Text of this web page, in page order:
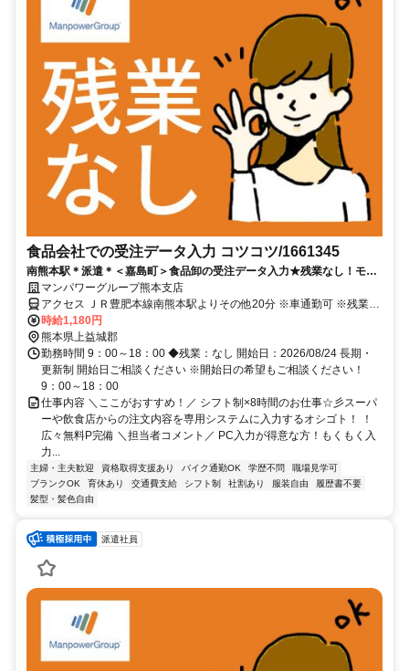
食品会社での受注データ入力 コツコツ/1661345
南熊本駅＊派遣＊＜嘉島町＞食品卸の受注データ入力★残業なし！モク
モク事務／開始日：2026/08/24
マンパワーグループ熊本支店
アクセス ＪＲ豊肥本線南熊本駅よりその他20分 ※車通勤可 ※残業
代、別途、通勤交通費支給（規定あり）、社会保険加入★残業なし
時給1,180円
熊本県上益城郡
勤務時間 9：00～18：00 ◆残業：なし 開始日：2026/08/24 長期・
更新制 開始日ご相談ください ※開始日の希望もご相談ください！
9：00～18：00
仕事内容 ＼ここがおすすめ！／ シフト制×8時間のお仕事☆彡スーパ
ーや飲食店からの注文内容を専用システムに入力するオシゴト！ ！
広々無料P完備 ＼担当者コメント／ PC入力が得意な方！もくもく入
力...
主婦・主夫歓迎 資格取得支援あり バイク通勤OK 学歴不問
職場見学可
ブランクOK
育休あり 交通費支給 シフト制 社割あり 服装自由
履歴書不要
髪型・髪色自由
派遣社員